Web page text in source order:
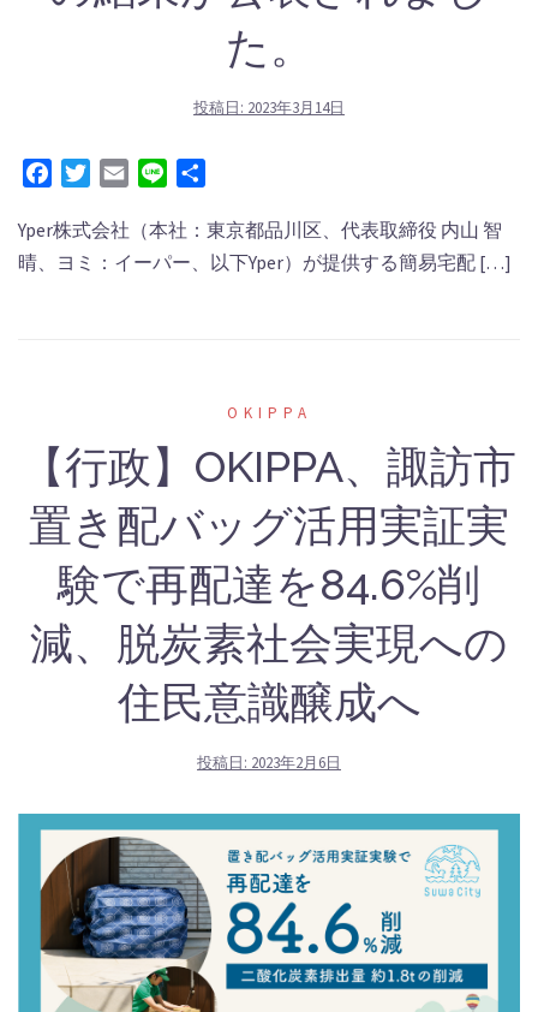
た。
投稿日: 2023年3月14日
FacebookTwitterEmail Line
Yper株式会社（本社：東京都品川区、代表取締役 内⼭ 智
晴、ヨミ：イーパー、以下Yper）が提供する簡易宅配 […]
OKIPPA
【行政】OKIPPA、諏訪市
置き配バッグ活用実証実
験で再配達を84.6%削
減、脱炭素社会実現への
住民意識醸成へ
投稿日: 2023年2月6日